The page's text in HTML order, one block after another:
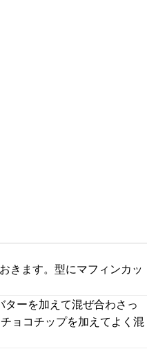
きます。型にマフィンカッ
ーを加えて混ぜ合わさっ
ョコチップを加えてよく混